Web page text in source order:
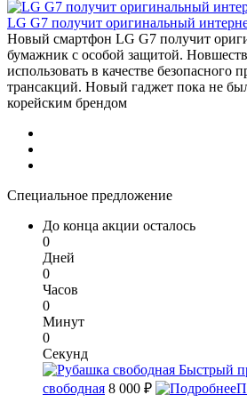
LG G7 получит оригинальный
Новый смартфон LG G7 получит
бумажник с особой защитой.
использовать в качестве безопасного
трансакций. Новый гаджет пока не
корейским брендом
Специальное предложение
До конца акции осталось
0
Дней
0
Часов
0
Минут
0
Секунд
Быстрый
свободная 8 000 ₽